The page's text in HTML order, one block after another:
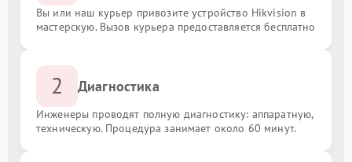
Вы или наш курьер привозите устройство Hikvision в
мастерскую. Вызов курьера предоставляется бесплатно
2 Диагностика
Инженеры проводят полную диагностику: аппаратную,
техническую. Процедура занимает около 60 минут.